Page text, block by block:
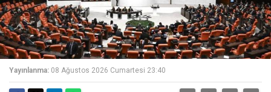
Yayınlanma: 08 Ağustos 2026 Cumartesi 23:40